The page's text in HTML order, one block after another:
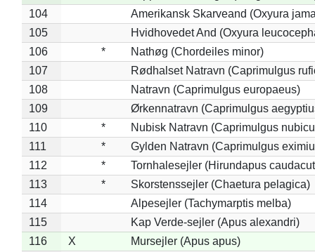
104
Amerikansk Skarveand (Oxyura
105
Hvidhovedet And (Oxyura
106
*
Nathøg (Chordeiles minor)
107
Rødhalset Natravn (Caprimulgus
108
Natravn (Caprimulgus europaeus)
109
Ørkennatravn (Caprimulgus
110
*
Nubisk Natravn (Caprimulgus
111
*
Gylden Natravn (Caprimulgus
112
*
Tornhalesejler (Hirundapus
113
*
Skorstenssejler (Chaetura pelagica)
114
Alpesejler (Tachymarptis melba)
115
Kap Verde-sejler (Apus alexandri)
116
X
Mursejler (Apus apus)